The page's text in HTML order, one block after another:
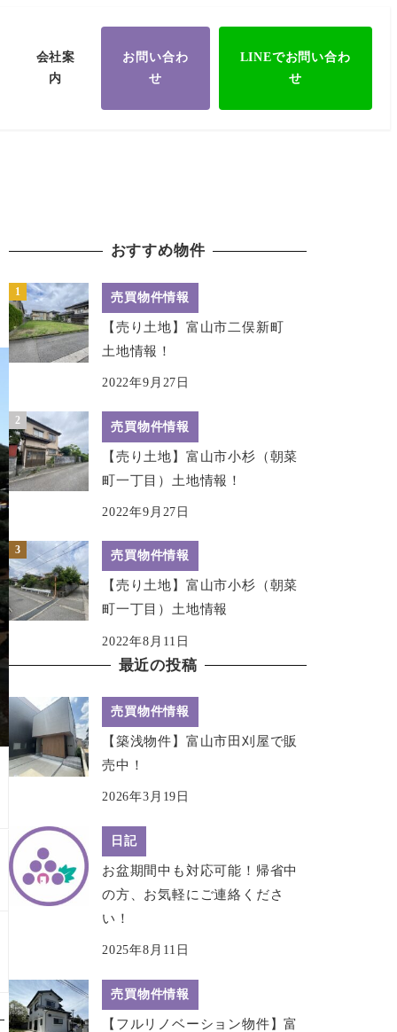
会社案
内
お問い合わ
せ
LINEでお問い合わ
せ
おすすめ物件
売買物件情報
【売り土地】富山市二俣新町
土地情報！
2022年9月27日
売買物件情報
【売り土地】富山市小杉（朝菜
町一丁目）土地情報！
2022年9月27日
売買物件情報
【売り土地】富山市小杉（朝菜
町一丁目）土地情報
2022年8月11日
最近の投稿
売買物件情報
【築浅物件】富山市田刈屋で販
売中！
2026年3月19日
日記
お盆期間中も対応可能！帰省中
の方、お気軽にご連絡くださ
い！
2025年8月11日
売買物件情報
【フルリノベーション物件】富